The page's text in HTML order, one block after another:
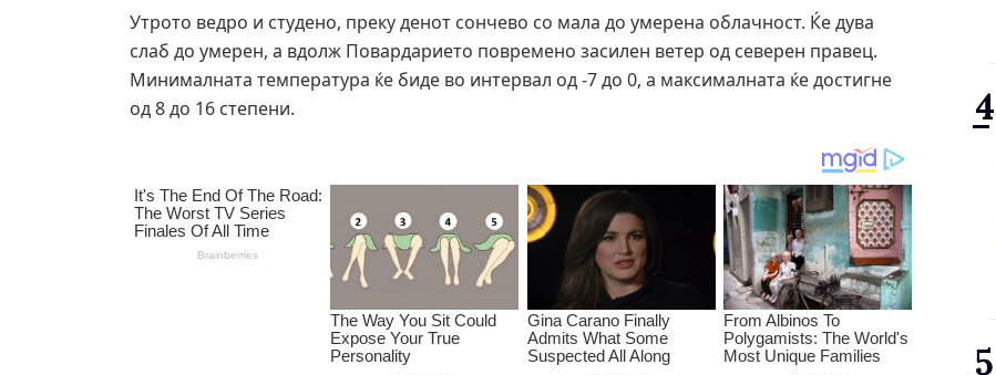
Утрото ведро и студено, преку денот сончево со мала до умерена облачност. Ќе дува
слаб до умерен, а вдолж Повардарието повремено засилен ветер од северен правец.
Минималната температура ќе биде во интервал од -7 до 0, а максималната ќе достигне
од 8 до 16 степени.